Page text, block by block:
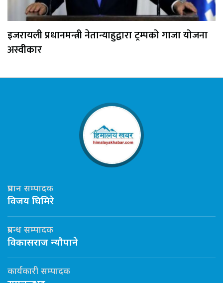
इजरायली प्रधानमन्त्री नेतान्याहुद्वारा ट्रम्पको गाजा योजना
अस्वीकार
प्रधान सम्पादक
विजय घिमिरे
प्रबन्ध सम्पादक
विकासराज न्यौपाने
कार्यकारी सम्पादक